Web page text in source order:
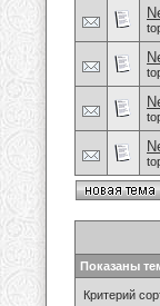
Показаны
Критерий